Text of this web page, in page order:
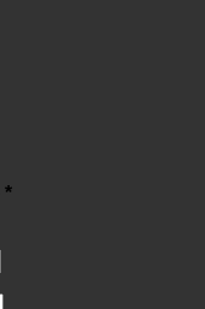
*Erforderlich